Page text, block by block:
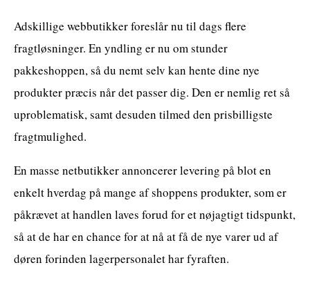
Adskillige webbutikker foreslår nu til dags flere
fragtløsninger. En yndling er nu om stunder
pakkeshoppen, så du nemt selv kan hente dine nye
produkter præcis når det passer dig. Den er nemlig ret så
uproblematisk, samt desuden tilmed den prisbilligste
fragtmulighed.
En masse netbutikker annoncerer levering på blot en
enkelt hverdag på mange af shoppens produkter, som er
påkrævet at handlen laves forud for et nøjagtigt tidspunkt,
så at de har en chance for at nå at få de nye varer ud af
døren forinden lagerpersonalet har fyraften.